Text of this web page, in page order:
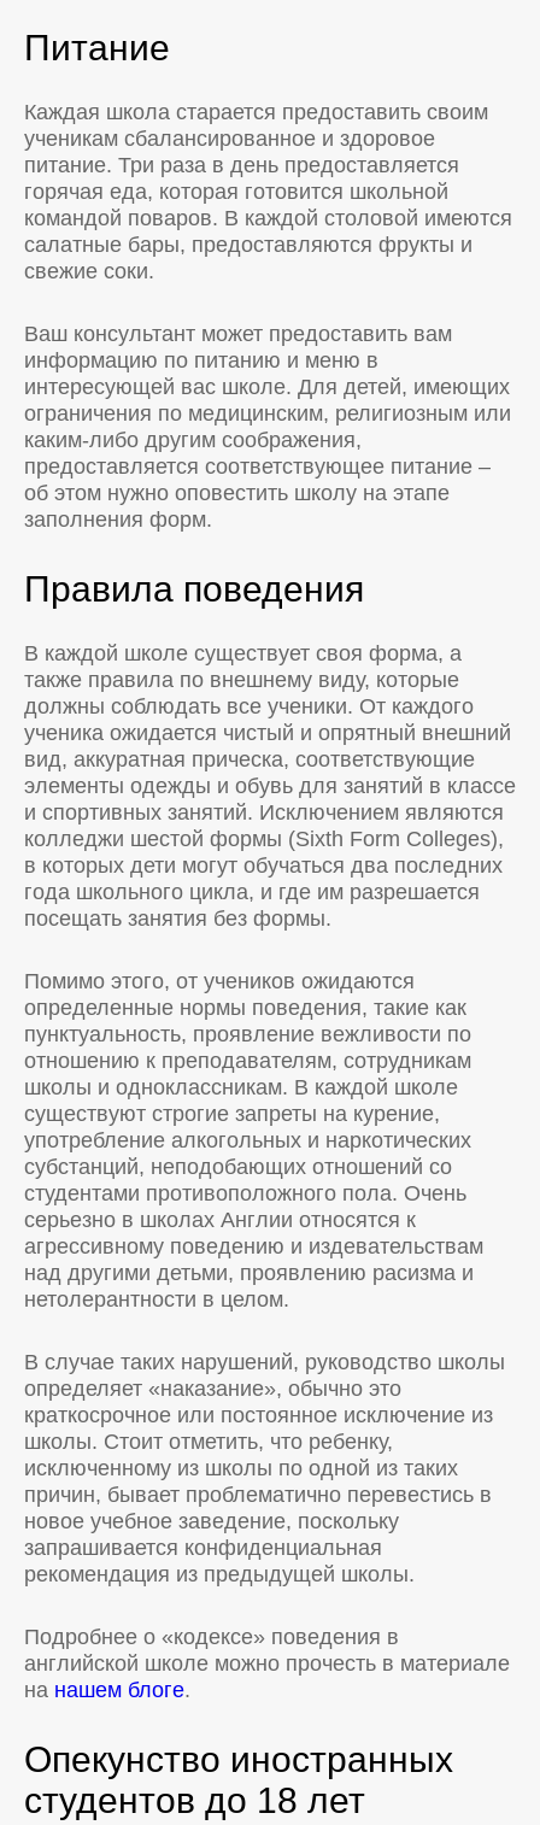
Питание
Каждая школа старается предоставить своим
ученикам сбалансированное и здоровое
питание. Три раза в день предоставляется
горячая еда, которая готовится школьной
командой поваров. В каждой столовой имеются
салатные бары, предоставляются фрукты и
свежие соки.
Ваш консультант может предоставить вам
информацию по питанию и меню в
интересующей вас школе. Для детей, имеющих
ограничения по медицинским, религиозным или
каким-либо другим соображения,
предоставляется соответствующее питание –
об этом нужно оповестить школу на этапе
заполнения форм.
Правила поведения
В каждой школе существует своя форма, а
также правила по внешнему виду, которые
должны соблюдать все ученики. От каждого
ученика ожидается чистый и опрятный внешний
вид, аккуратная прическа, соответствующие
элементы одежды и обувь для занятий в классе
и спортивных занятий. Исключением являются
колледжи шестой формы (Sixth Form Colleges),
в которых дети могут обучаться два последних
года школьного цикла, и где им разрешается
посещать занятия без формы.
Помимо этого, от учеников ожидаются
определенные нормы поведения, такие как
пунктуальность, проявление вежливости по
отношению к преподавателям, сотрудникам
школы и одноклассникам. В каждой школе
существуют строгие запреты на курение,
употребление алкогольных и наркотических
субстанций, неподобающих отношений со
студентами противоположного пола. Очень
серьезно в школах Англии относятся к
агрессивному поведению и издевательствам
над другими детьми, проявлению расизма и
нетолерантности в целом.
В случае таких нарушений, руководство школы
определяет «наказание», обычно это
краткосрочное или постоянное исключение из
школы. Стоит отметить, что ребенку,
исключенному из школы по одной из таких
причин, бывает проблематично перевестись в
новое учебное заведение, поскольку
запрашивается конфиденциальная
рекомендация из предыдущей школы.
Подробнее о «кодексе» поведения в
английской школе можно прочесть в материале
на нашем блоге.
Опекунство иностранных
студентов до 18 лет